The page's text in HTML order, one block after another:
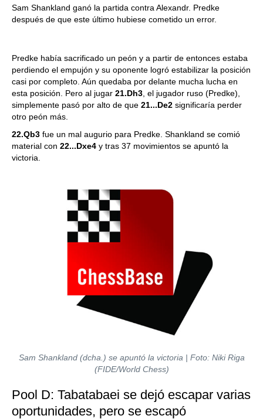
Sam Shankland ganó la partida contra Alexandr. Predke
después de que este último hubiese cometido un error.
Predke había sacrificado un peón y a partir de entonces estaba
perdiendo el empujón y su oponente logró estabilizar la posición
casi por completo. Aún quedaba por delante mucha lucha en
esta posición. Pero al jugar 21.Dh3 , el jugador ruso (Predke),
simplemente pasó por alto de que 21...De2 significaría perder
otro peón más.
22.Qb3 fue un mal augurio para Predke. Shankland se comió
material con 22...Dxe4 y tras 37 movimientos se apuntó la
victoria.
Sam Shankland (dcha.) se apuntó la victoria | Foto: Niki Riga
(FIDE/World Chess)
Pool D: Tabatabaei se dejó escapar varias
oportunidades, pero se escapó